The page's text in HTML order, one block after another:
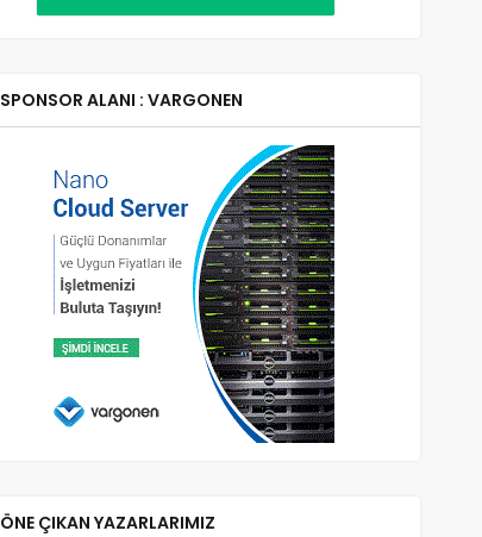
SPONSOR ALANI : VARGONEN
ÖNE ÇIKAN YAZARLARIMIZ